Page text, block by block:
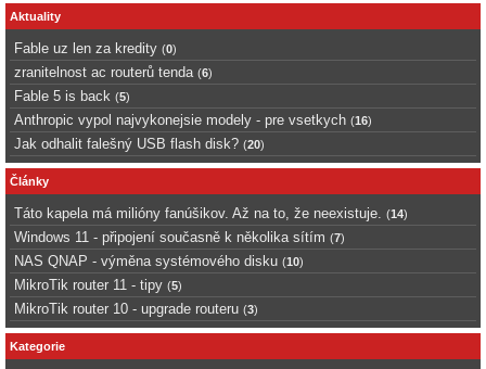
Aktuality
Fable uz len za kredity (0)
zranitelnost ac routerů tenda (6)
Fable 5 is back (5)
Anthropic vypol najvykonejsie modely - pre vsetkych (16)
Jak odhalit falešný USB flash disk? (20)
Články
Táto kapela má milióny fanúšikov. Až na to, že neexistuje. (14)
Windows 11 - připojení současně k několika sítím (7)
NAS QNAP - výměna systémového disku (10)
MikroTik router 11 - tipy (5)
MikroTik router 10 - upgrade routeru (3)
Kategorie